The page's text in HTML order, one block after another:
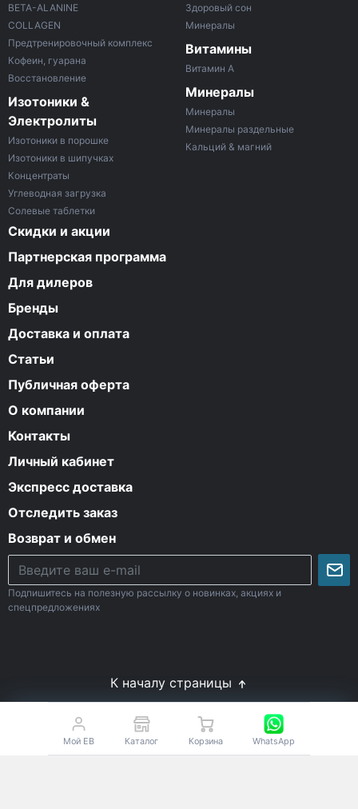
BETA-ALANINE
COLLAGEN
Предтренировочный комплекс
Кофеин, гуарана
Восстановление
Изотоники &
Электролиты
Изотоники в порошке
Изотоники в шипучках
Концентраты
Углеводная загрузка
Солевые таблетки
Здоровый сон
Минералы
Витамины
Витамин A
Минералы
Минералы
Минералы раздельные
Кальций & магний
Скидки и акции
Партнерская программа
Для дилеров
Бренды
Доставка и оплата
Статьи
Публичная оферта
О компании
Контакты
Личный кабинет
Экспресс доставка
Отследить заказ
Возврат и обмен
Подпишитесь на полезную рассылку о новинках, акциях и
спецпредложениях
К началу страницы
© Все права защищены. 2009-2026 Energy-Body.ru
Спортивное питание с доставкой по России
Мой EB Каталог Корзина WhatsApp